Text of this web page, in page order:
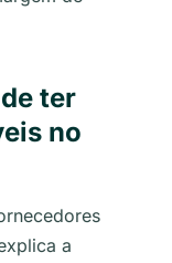
ter
no
a